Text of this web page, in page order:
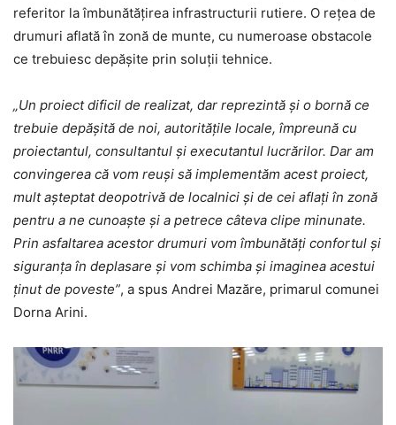
referitor la îmbunătățirea infrastructurii rutiere. O rețea de
drumuri aflată în zonă de munte, cu numeroase obstacole
ce trebuiesc depășite prin soluții tehnice.
„Un proiect dificil de realizat, dar reprezintă și o bornă ce
trebuie depășită de noi, autoritățile locale, împreună cu
proiectantul, consultantul și executantul lucrărilor. Dar am
convingerea că vom reuși să implementăm acest proiect,
mult așteptat deopotrivă de localnici și de cei aflați în zonă
pentru a ne cunoaște și a petrece câteva clipe minunate.
Prin asfaltarea acestor drumuri vom îmbunătăți confortul și
siguranța în deplasare și vom schimba și imaginea acestui
ținut de poveste”, a spus Andrei Mazăre, primarul comunei
Dorna Arini.